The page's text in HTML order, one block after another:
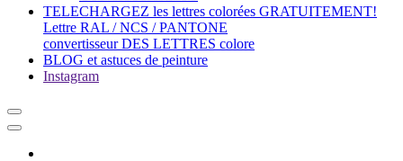
TELECHARGEZ les lettres colorées GRATUITEMENT!
Lettre RAL / NCS / PANTONE
convertisseur DES LETTRES colore
BLOG et astuces de peinture
Instagram